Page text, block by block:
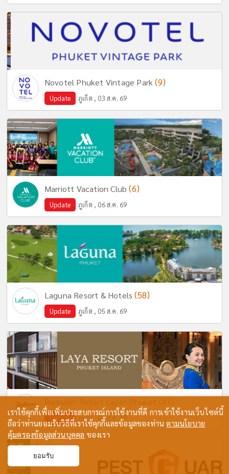
Novotel Phuket Vintage Park(9)
Update ภูเก็ต , 03 ส.ค. 69
Marriott Vacation Club(6)
Update ภูเก็ต , 06 ส.ค. 69
Laguna Resort & Hotels(58)
Update ภูเก็ต , 05 ส.ค. 69
(47)
Update ภูเก็ต , 05 ส.ค. 69
เราใช้คุกกี้เพื่อเพิ่มประสบการณ์การใช้งานที่ดี การเข้าใช้งานเว็บไซต์นี้
ถือว่าท่านยอมรับวิธีที่เราใช้คุกกี้และข้อมูลของท่านตามนโยบาย
คุ้มครองข้อมูลส่วนบุคคล ของเรา
ยอมรับ